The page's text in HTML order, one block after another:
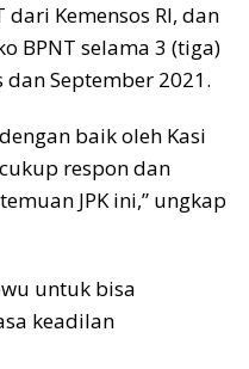
Kemensos RI, dan
BPNT selama 3 (tiga)
September 2021.
baik oleh Kasi
respon dan
JPK ini,” ungkap
untuk bisa
keadilan